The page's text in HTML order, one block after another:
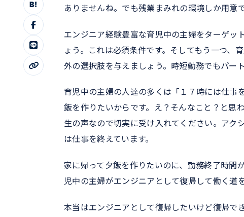
B!
ありませんね。でも残業まみれの環境しか用意
エンジニア経験豊富な育児中の主婦をターゲッ
ょう。これは必須条件です。そしてもう一つ、
外の選択肢を与えましょう。時短勤務でもパー
育児中の主婦の人達の多くは「１７時には仕事
飯を作りたいからです。え？そんなこと？と思
生の声なので切実に受け入れてください。アク
は仕事を終えています。
家に帰って夕飯を作りたいのに、勤務終了時間
児中の主婦がエンジニアとして復帰して働く道
本当はエンジニアとして復帰したいけど復帰で